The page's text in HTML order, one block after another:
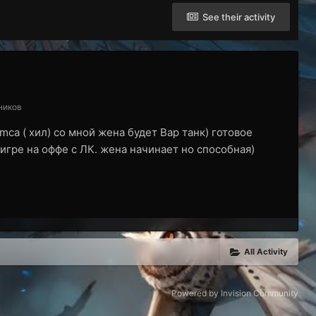
See their activity
( хил) со мной жена будет Вар танк) готовое
на оффе с ЛК. жена начинает но способная)
All Activity
Powered by Invision Community